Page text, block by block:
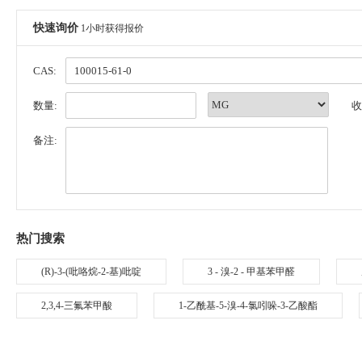
快速询价 1小时获得报价
CAS:
数量:
备注:
热门搜索
(R)-3-(吡咯烷-2-基)吡啶 3 - 溴-2 - 甲基苯甲醛
2,3,4-三氟苯甲酸 1-乙酰基-5-溴-4-氯吲哚-3-乙酸酯